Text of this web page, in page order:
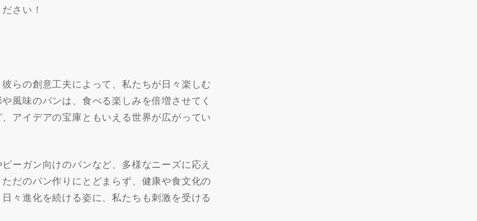
さい！
らの創意工夫によって、私たちが日々楽しむ
風味のパンは、食べる楽しみを倍増させてく
アイデアの宝庫ともいえる世界が広がってい
ーガン向けのパンなど、多様なニーズに応え
だのパン作りにとどまらず、健康や食文化の
々進化を続ける姿に、私たちも刺激を受ける